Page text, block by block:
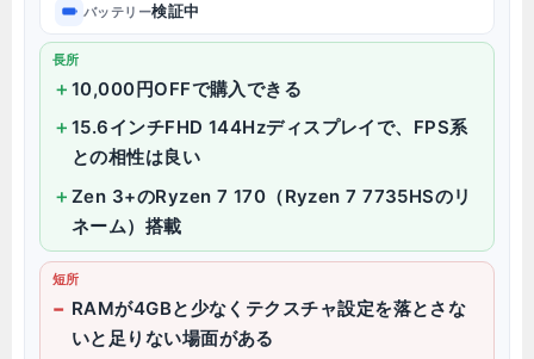
バッテリー検証中
長所
10,000円OFFで購入できる
15.6インチFHD 144Hzディスプレイで、FPS系
との相性は良い
Zen 3+のRyzen 7 170（Ryzen 7 7735HSのリ
ネーム）搭載
短所
RAMが4GBと少なくテクスチャ設定を落とさな
いと足りない場面がある